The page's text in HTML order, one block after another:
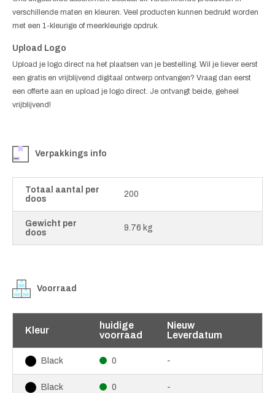
verschillende maten en kleuren. Veel producten kunnen bedrukt worden
met een 1-kleurige of meerkleurige opdruk.
Upload Logo
Upload je logo direct na het plaatsen van je bestelling. Wil je liever eerst
een gratis en vrijblijvend digitaal ontwerp ontvangen? Vraag dan eerst
een offerte aan en upload je logo direct. Je ontvangt beide, geheel
vrijblijvend!
Verpakkings info
Totaal aantal per
doos
200
Gewicht per
doos
9.76 kg
Voorraad
Kleur
huidige
voorraad
Nieuw
Leverdatum
Black 0 -
Black 0 -